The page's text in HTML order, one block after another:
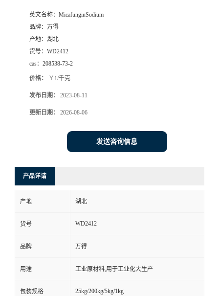
英文名称： MicafunginSodium
品牌： 万得
产地： 湖北
货号： WD2412
cas： 208538-73-2
价格： ￥1/千克
发布日期： 2023-08-11
更新日期： 2026-08-06
发送咨询信息
产品详请
产地 湖北
货号 WD2412
品牌 万得
用途 工业原材料,用于工业化大生产
包装规格 25kg/200kg/5kg/1kg